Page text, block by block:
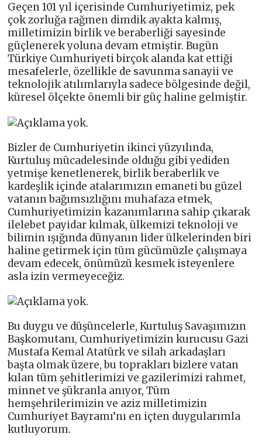
Geçen 101 yıl içerisinde Cumhuriyetimiz, pek
çok zorluğa rağmen dimdik ayakta kalmış,
milletimizin birlik ve beraberliği sayesinde
güçlenerek yoluna devam etmiştir. Bugün
Türkiye Cumhuriyeti birçok alanda kat ettiği
mesafelerle, özellikle de savunma sanayii ve
teknolojik atılımlarıyla sadece bölgesinde değil,
küresel ölçekte önemli bir güç haline gelmiştir.
Bizler de Cumhuriyetin ikinci yüzyılında,
Kurtuluş mücadelesinde olduğu gibi yediden
yetmişe kenetlenerek, birlik beraberlik ve
kardeşlik içinde atalarımızın emaneti bu güzel
vatanın bağımsızlığını muhafaza etmek,
Cumhuriyetimizin kazanımlarına sahip çıkarak
ilelebet payidar kılmak, ülkemizi teknoloji ve
bilimin ışığında dünyanın lider ülkelerinden biri
haline getirmek için tüm gücümüzle çalışmaya
devam edecek, önümüzü kesmek isteyenlere
asla izin vermeyeceğiz.
Bu duygu ve düşüncelerle, Kurtuluş Savaşımızın
Başkomutanı, Cumhuriyetimizin kurucusu Gazi
Mustafa Kemal Atatürk ve silah arkadaşları
başta olmak üzere, bu toprakları bizlere vatan
kılan tüm şehitlerimizi ve gazilerimizi rahmet,
minnet ve şükranla anıyor, Tüm
hemşehrilerimizin ve aziz milletimizin
Cumhuriyet Bayramı’nı en içten duygularımla
kutluyorum.